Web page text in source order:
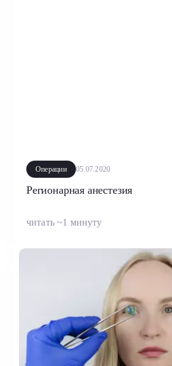
Операции 05.07.2020
Регионарная анестезия
читать ~1 минуту